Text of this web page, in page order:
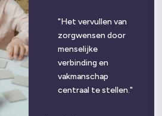
"Het vervullen van
zorgwensen door
menselijke
verbinding en
vakmanschap
centraal te stellen."